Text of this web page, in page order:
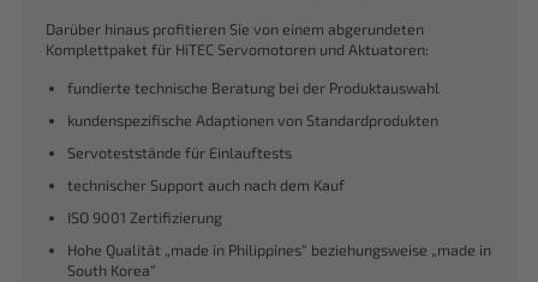
Darüber hinaus profitieren Sie von einem abgerundeten
Komplettpaket für HiTEC Servomotoren und Aktuatoren:
fundierte technische Beratung bei der Produktauswahl
kundenspezifische Adaptionen von Standardprodukten
Servoteststände für Einlauftests
technischer Support auch nach dem Kauf
ISO 9001 Zertifizierung
Hohe Qualität „made in Philippines“ beziehungsweise „made in
South Korea“